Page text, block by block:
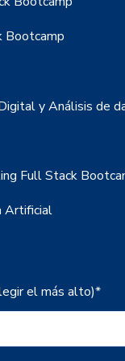
Bootcamp
y Análisis de
Full Stack
Artificial
el más alto)*